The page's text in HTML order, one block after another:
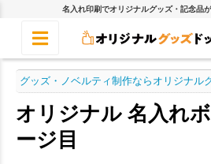
名入れ印刷でオリジナルグッズ・記念品
グッズ・ノベルティ制作ならオリジナル
オリジナル 名入れ
ージ目